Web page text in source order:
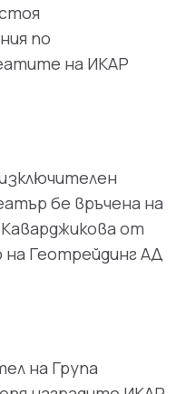
по
на ИКАР
бе връчена на
от
Геотрейдинг АД
на Група